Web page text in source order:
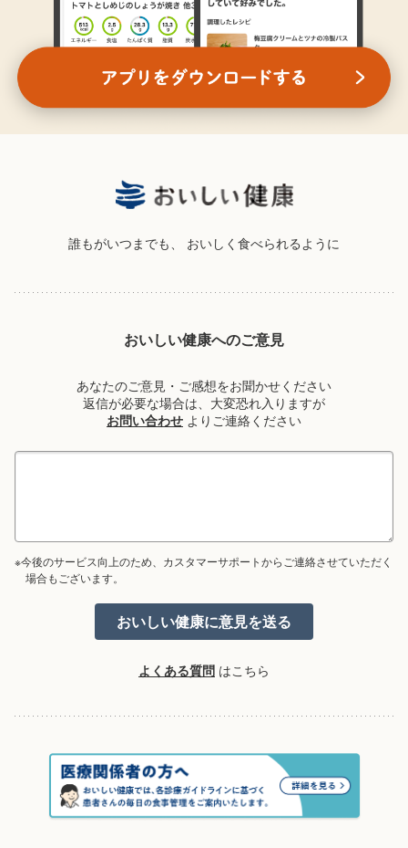
誰もがいつまでも、 おいしく食べられるように
おいしい健康へのご意見
あなたのご意見・ご感想をお聞かせください
返信が必要な場合は、大変恐れ入りますが
お問い合わせ よりご連絡ください
※今後のサービス向上のため、カスタマーサポートからご連絡させていただく
場合もございます。
よくある質問 はこちら